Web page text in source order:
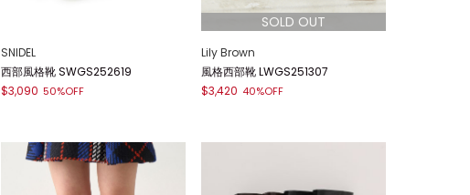
SNIDEL
西部風格靴 SWGS252619
$3,090 50%OFF
Lily Brown
風格西部靴 LWGS251307
$3,420 40%OFF